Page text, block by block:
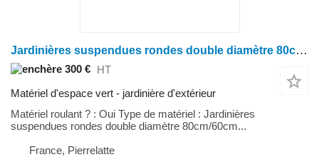
Jardinières suspendues rondes double diamètre 80cm/60cm
300 € HT
Matériel d'espace vert - jardinière d'extérieur
Matériel roulant ? : Oui Type de matériel : Jardinières
suspendues rondes double diamètre 80cm/60cm...
France, Pierrelatte